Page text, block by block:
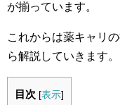
が揃っています。
これからは薬キャリ
ら解説していきます。
目次 [表示]